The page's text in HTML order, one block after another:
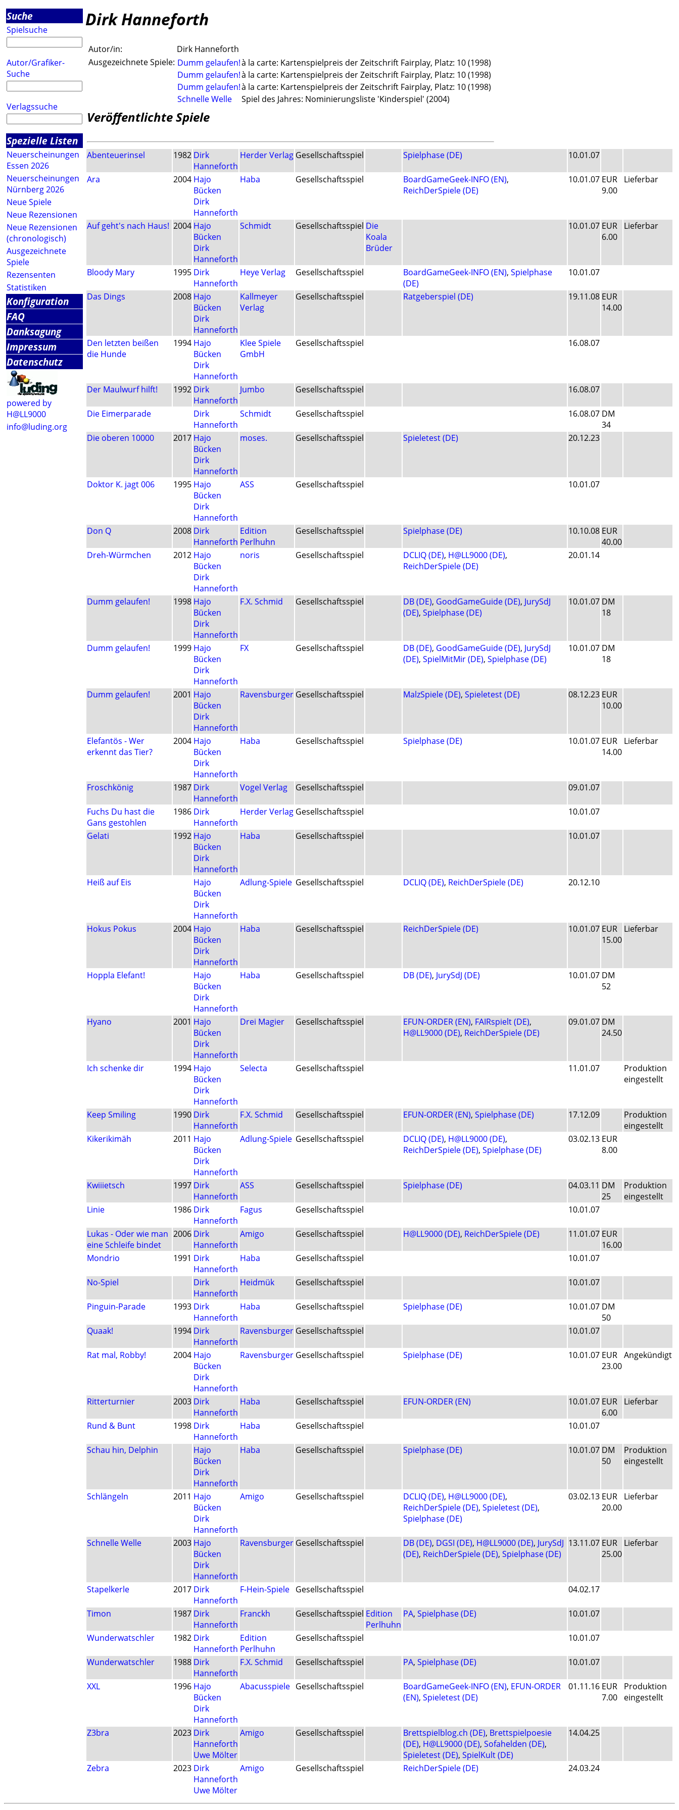
Suche
Spielsuche
Autor/Grafiker-
Suche
Verlagssuche
Spezielle Listen
Neuerscheinungen
Essen 2026
Neuerscheinungen
Nürnberg 2026
Neue Spiele
Neue Rezensionen
Neue Rezensionen
(chronologisch)
Ausgezeichnete
Spiele
Rezensenten
Statistiken
Konfiguration
FAQ
Danksagung
Impressum
Datenschutz
powered by
H@LL9000
info@luding.org
Dirk Hanneforth
Autor/in:
Dirk Hanneforth
Ausgezeichnete Spiele: Dumm gelaufen!à la carte: Kartenspielpreis der Zeitschrift Fairplay, Platz: 10 (1998)
Dumm gelaufen!à la carte: Kartenspielpreis der Zeitschrift Fairplay, Platz: 10 (1998)
Dumm gelaufen!à la carte: Kartenspielpreis der Zeitschrift Fairplay, Platz: 10 (1998)
Schnelle Welle
Spiel des Jahres: Nominierungsliste 'Kinderspiel' (2004)
Veröffentlichte Spiele
Abenteuerinsel 1982 Dirk
Hanneforth
Herder Verlag Gesellschaftsspiel Spielphase (DE) 10.01.07
Ara 2004 Hajo
Bücken
Dirk
Hanneforth
Haba Gesellschaftsspiel BoardGameGeek-INFO (EN),
ReichDerSpiele (DE)
10.01.07 EUR
9.00
Lieferbar
Auf geht's nach Haus! 2004 Hajo
Bücken
Dirk
Hanneforth
Schmidt Gesellschaftsspiel Die
Koala
Brüder
10.01.07 EUR
6.00
Lieferbar
Bloody Mary 1995 Dirk
Hanneforth
Heye Verlag Gesellschaftsspiel BoardGameGeek-INFO (EN), Spielphase
(DE)
10.01.07
Das Dings 2008 Hajo
Bücken
Dirk
Hanneforth
Kallmeyer
Verlag
Gesellschaftsspiel Ratgeberspiel (DE) 19.11.08 EUR
14.00
Den letzten beißen
die Hunde
1994 Hajo
Bücken
Dirk
Hanneforth
Klee Spiele
GmbH
Gesellschaftsspiel 16.08.07
Der Maulwurf hilft! 1992 Dirk
Hanneforth
Jumbo Gesellschaftsspiel 16.08.07
Die Eimerparade
Dirk
Hanneforth
Schmidt Gesellschaftsspiel 16.08.07 DM
34
Die oberen 10000
2017 Hajo
Bücken
Dirk
Hanneforth
moses. Gesellschaftsspiel Spieletest (DE) 20.12.23
Doktor K. jagt 006 1995 Hajo
Bücken
Dirk
Hanneforth
ASS Gesellschaftsspiel 10.01.07
Don Q 2008 Dirk
Hanneforth
Edition
Perlhuhn
Gesellschaftsspiel Spielphase (DE) 10.10.08 EUR
40.00
Dreh-Würmchen
2012 Hajo
Bücken
Dirk
Hanneforth
noris Gesellschaftsspiel DCLIQ (DE), H@LL9000 (DE),
ReichDerSpiele (DE)
20.01.14
Dumm gelaufen! 1998 Hajo
Bücken
Dirk
Hanneforth
F.X. Schmid Gesellschaftsspiel DB (DE), GoodGameGuide (DE), JurySdJ
(DE), Spielphase (DE)
10.01.07 DM
18
Dumm gelaufen! 1999 Hajo
Bücken
Dirk
Hanneforth
FX Gesellschaftsspiel DB (DE), GoodGameGuide (DE), JurySdJ
(DE), SpielMitMir (DE), Spielphase (DE)
10.01.07 DM
18
Dumm gelaufen! 2001 Hajo
Bücken
Dirk
Hanneforth
Ravensburger Gesellschaftsspiel MalzSpiele (DE), Spieletest (DE) 08.12.23 EUR
10.00
Elefantös - Wer
erkennt das Tier?
2004 Hajo
Bücken
Dirk
Hanneforth
Haba Gesellschaftsspiel Spielphase (DE) 10.01.07 EUR
14.00
Lieferbar
Froschkönig 1987 Dirk
Hanneforth
Vogel Verlag Gesellschaftsspiel 09.01.07
Fuchs Du hast die
Gans gestohlen
1986 Dirk
Hanneforth
Herder Verlag Gesellschaftsspiel 10.01.07
Gelati 1992 Hajo
Bücken
Dirk
Hanneforth
Haba Gesellschaftsspiel 10.01.07
Heiß auf Eis
Hajo
Bücken
Dirk
Hanneforth
Adlung-Spiele Gesellschaftsspiel DCLIQ (DE), ReichDerSpiele (DE) 20.12.10
Hokus Pokus 2004 Hajo
Bücken
Dirk
Hanneforth
Haba Gesellschaftsspiel ReichDerSpiele (DE) 10.01.07 EUR
15.00
Lieferbar
Hoppla Elefant!
Hajo
Bücken
Dirk
Hanneforth
Haba Gesellschaftsspiel DB (DE), JurySdJ (DE) 10.01.07 DM
52
Hyano 2001 Hajo
Bücken
Dirk
Hanneforth
Drei Magier Gesellschaftsspiel EFUN-ORDER (EN), FAIRspielt (DE),
H@LL9000 (DE), ReichDerSpiele (DE)
09.01.07 DM
24.50
Ich schenke dir 1994 Hajo
Bücken
Dirk
Hanneforth
Selecta Gesellschaftsspiel 11.01.07
Produktion
eingestellt
Keep Smiling 1990 Dirk
Hanneforth
F.X. Schmid Gesellschaftsspiel EFUN-ORDER (EN), Spielphase (DE) 17.12.09
Produktion
eingestellt
Kikerikimäh
2011 Hajo
Bücken
Dirk
Hanneforth
Adlung-Spiele Gesellschaftsspiel DCLIQ (DE), H@LL9000 (DE),
ReichDerSpiele (DE), Spielphase (DE)
03.02.13 EUR
8.00
Kwiiietsch 1997 Dirk
Hanneforth
ASS Gesellschaftsspiel Spielphase (DE) 04.03.11 DM
25
Produktion
eingestellt
Linie
1986 Dirk
Hanneforth
Fagus Gesellschaftsspiel 10.01.07
Lukas - Oder wie man
eine Schleife bindet
2006 Dirk
Hanneforth
Amigo Gesellschaftsspiel H@LL9000 (DE), ReichDerSpiele (DE) 11.01.07 EUR
16.00
Mondrio
1991 Dirk
Hanneforth
Haba Gesellschaftsspiel 10.01.07
No-Spiel
Dirk
Hanneforth
Heidmük Gesellschaftsspiel 10.01.07
Pinguin-Parade 1993 Dirk
Hanneforth
Haba Gesellschaftsspiel Spielphase (DE) 10.01.07 DM
50
Quaak!
1994 Dirk
Hanneforth
Ravensburger Gesellschaftsspiel 10.01.07
Rat mal, Robby! 2004 Hajo
Bücken
Dirk
Hanneforth
Ravensburger Gesellschaftsspiel Spielphase (DE) 10.01.07 EUR
23.00
Angekündigt
Ritterturnier 2003 Dirk
Hanneforth
Haba Gesellschaftsspiel EFUN-ORDER (EN) 10.01.07 EUR
6.00
Lieferbar
Rund & Bunt 1998 Dirk
Hanneforth
Haba Gesellschaftsspiel 10.01.07
Schau hin, Delphin
Hajo
Bücken
Dirk
Hanneforth
Haba Gesellschaftsspiel Spielphase (DE) 10.01.07 DM
50
Produktion
eingestellt
Schlängeln 2011 Hajo
Bücken
Dirk
Hanneforth
Amigo Gesellschaftsspiel DCLIQ (DE), H@LL9000 (DE),
ReichDerSpiele (DE), Spieletest (DE),
Spielphase (DE)
03.02.13 EUR
20.00
Lieferbar
Schnelle Welle 2003 Hajo
Bücken
Dirk
Hanneforth
Ravensburger Gesellschaftsspiel DB (DE), DGSI (DE), H@LL9000 (DE), JurySdJ
(DE), ReichDerSpiele (DE), Spielphase (DE)
13.11.07 EUR
25.00
Lieferbar
Stapelkerle 2017 Dirk
Hanneforth
F-Hein-Spiele Gesellschaftsspiel 04.02.17
Timon 1987 Dirk
Hanneforth
Franckh Gesellschaftsspiel Edition
Perlhuhn
PA, Spielphase (DE) 10.01.07
Wunderwatschler 1982 Dirk
Hanneforth
Edition
Perlhuhn
Gesellschaftsspiel 10.01.07
Wunderwatschler 1988 Dirk
Hanneforth
F.X. Schmid Gesellschaftsspiel PA, Spielphase (DE) 10.01.07
XXL 1996 Hajo
Bücken
Dirk
Hanneforth
Abacusspiele Gesellschaftsspiel BoardGameGeek-INFO (EN), EFUN-ORDER
(EN), Spieletest (DE)
01.11.16 EUR
7.00
Produktion
eingestellt
Z3bra 2023 Dirk
Hanneforth
Uwe Mölter
Amigo Gesellschaftsspiel Brettspielblog.ch (DE), Brettspielpoesie
(DE), H@LL9000 (DE), Sofahelden (DE),
Spieletest (DE), SpielKult (DE)
14.04.25
Zebra 2023 Dirk
Hanneforth
Uwe Mölter
Amigo Gesellschaftsspiel ReichDerSpiele (DE) 24.03.24